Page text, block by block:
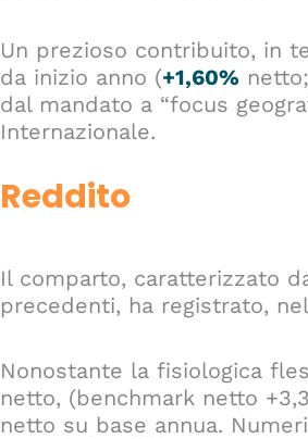
Un prezioso contribuito, in
da inizio anno (+1,60%
dal mandato a “focus
Internazionale.
Reddito
Il comparto, caratterizzato
precedenti, ha registrato,
Nonostante la fisiologica
netto, (benchmark netto
netto su base annua.